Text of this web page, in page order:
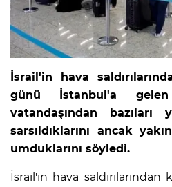
İsrail'in hava
günü İstanbul'a
vatandaşından bazıları
sarsıldıklarını ancak
umduklarını söyledi.
İsrail'in hava